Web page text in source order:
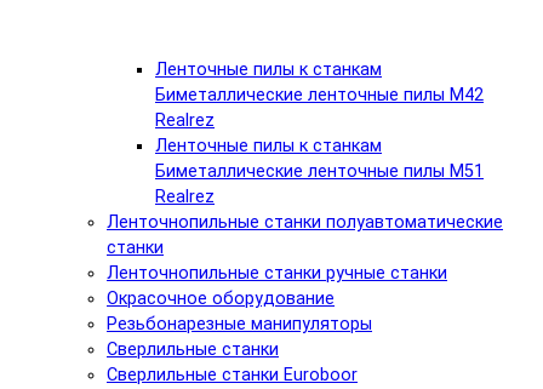
Ленточные пилы к станкам
Биметаллические ленточные пилы М42
Realrez
Ленточные пилы к станкам
Биметаллические ленточные пилы М51
Realrez
Ленточнопильные станки полуавтоматические
станки
Ленточнопильные станки ручные станки
Окрасочное оборудование
Резьбонарезные манипуляторы
Сверлильные станки
Сверлильные станки Euroboor